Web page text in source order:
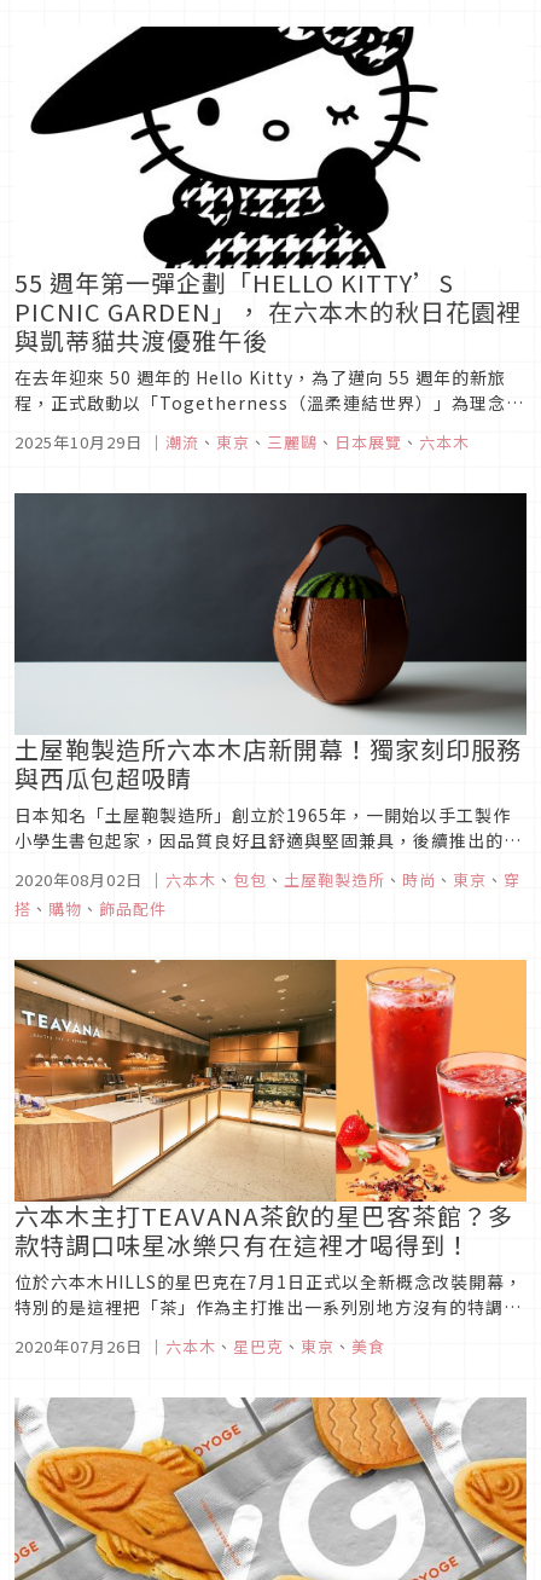
成的悸動。展覽...
55 週年第一彈企劃「HELLO KITTY’S
PICNIC GARDEN」， 在六本木的秋日花園裡
與凱蒂貓共渡優雅午後
在去年迎來 50 週年的 Hello Kitty，為了邁向 55 週年的新旅
程，正式啟動以「Togetherness（溫柔連結世界）」為理念的
世界每個角落，也邀請大家一同參與。 作為企劃的一部分，
2025年10月29日 ｜ 潮流 、 東京 、 三麗鷗 、 日本展覽 、 六本木
土屋鞄製造所六本木店新開幕！獨家刻印服務
與西瓜包超吸睛
日本知名「土屋鞄製造所」創立於1965年，一開始以手工製作
小學生書包起家，因品質良好且舒適與堅固兼具，後續推出的男
牌之一。「土屋鞄製造所」最新門市於8月1日在六本木開幕，現
場提供別家分店沒有的皮件維修以及刻印服務，Japaholic編輯
2020年08月02日 ｜ 六本木 、 包包 、 土屋鞄製造所 、 時尚 、 東京 、 穿
搭 、 購物 、 飾品配件
六本木主打TEAVANA茶飲的星巴客茶館？多
款特調口味星冰樂只有在這裡才喝得到！
位於六本木HILLS的星巴克在7月1日正式以全新概念改裝開幕，
特別的是這裡把「茶」作為主打推出一系列別地方沒有的特調茶
飲，就連店內裝潢擺設也都頗具巧思，就像是把星巴克咖啡變成
了星巴克茶館一樣新鮮有趣，對於愛喝茶和喜愛嘗鮮的朋友來說
飲再繼續血拚唷...
2020年07月26日 ｜ 六本木 、 星巴克 、 東京 、 美食